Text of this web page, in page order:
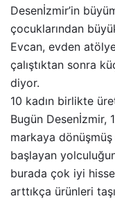
Desenİzmir’in
çocuklarından
Evcan, evden
çalıştıktan sonra
diyor.
10 kadın birlikte
Bugün Desenİzmir,
markaya
başlayan
burada çok iyi
arttıkça ürünleri